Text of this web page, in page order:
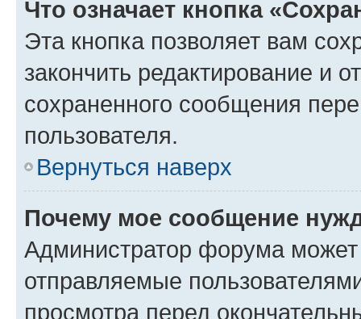
Что означает кнопка
Эта кнопка позволяет вам
закончить редактирование и
сохраненного сообщения
пользователя.
Вернуться наверх
Почему мое сообщение
Администратор форума
отправляемые
просмотра перед